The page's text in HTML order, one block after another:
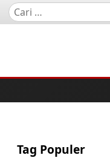
Tag Populer